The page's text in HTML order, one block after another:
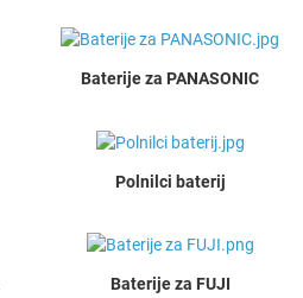
Baterije za PANASONIC
Polnilci baterij
Baterije za FUJI